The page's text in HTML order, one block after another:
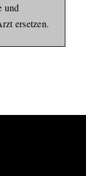
und
ersetzen.